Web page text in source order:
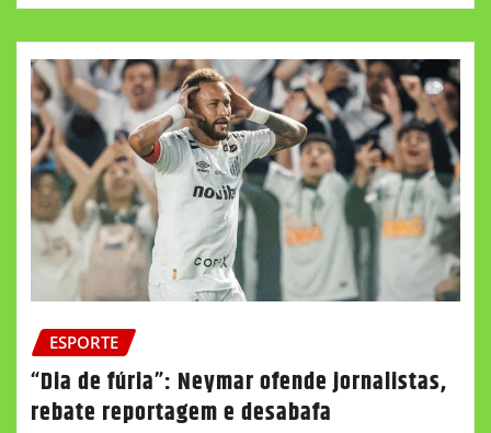
ESPORTE
“Dia de fúria”: Neymar ofende jornalistas,
rebate reportagem e desabafa